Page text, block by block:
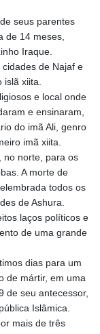
seus parentes
de 14 meses,
Iraque.
de Najaf e
islã xiita.
e local onde
e ensinaram,
do imã Ali, genro
imã xiita.
no norte, para os
A morte de
todos os
de Ashura.
laços políticos e
de uma grande
dias para um
de mártir, em uma
de seu antecessor,
Islâmica.
mais de três